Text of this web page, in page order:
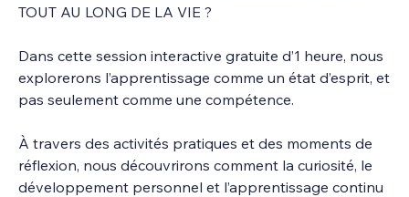
TOUT AU LONG DE LA VIE ?
Dans cette session interactive gratuite d’1 heure, nous
explorerons l’apprentissage comme un état d’esprit, et
pas seulement comme une compétence.
À travers des activités pratiques et des moments de
réflexion, nous découvrirons comment la curiosité, le
développement personnel et l’apprentissage continu